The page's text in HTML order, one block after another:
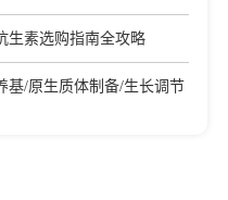
生素选购指南全攻略
基/原生质体制备/生长调节